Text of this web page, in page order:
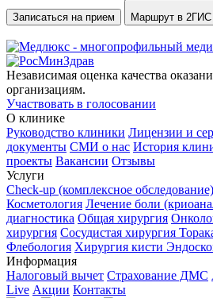
Записаться на прием Маршрут в 2ГИС
Независимая оценка качества
организациям.
Участвовать в голосовании
О клинике
Руководство клиники Лицензии и
документы СМИ о нас История
проекты Вакансии Отзывы
Услуги
Check-up (комплексное обследование)
Косметология Лечение боли
диагностика Общая хирургия
хирургия Сосудистая хирургия
Флебология Хирургия кисти
Информация
Налоговый вычет Страхование ДМС
Live Акции Контакты